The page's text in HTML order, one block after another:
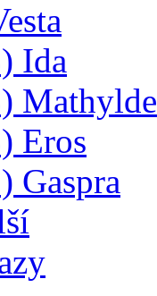
Ida
Mathylde
Eros
Gaspra